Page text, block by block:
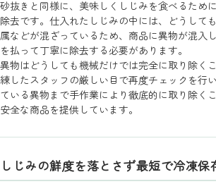
砂抜きと同様に、美味しくしじみを食べるため
除去です。仕入れたしじみの中には、どうして
属などが混ざっているため、商品に異物が混入
を払って丁寧に除去する必要があります。
異物はどうしても機械だけでは完全に取り除く
練したスタッフの厳しい目で再度チェックを行
ている異物まで手作業により徹底的に取り除く
安全な商品を提供しています。
しじみの鮮度を落とさず最短で冷凍保